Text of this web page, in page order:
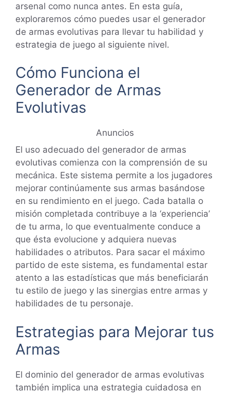
arsenal como nunca antes. En esta guía,
exploraremos cómo puedes usar el generador
de armas evolutivas para llevar tu habilidad y
estrategia de juego al siguiente nivel.
Cómo Funciona el
Generador de Armas
Evolutivas
Anuncios
El uso adecuado del generador de armas
evolutivas comienza con la comprensión de su
mecánica. Este sistema permite a los jugadores
mejorar continúamente sus armas basándose
en su rendimiento en el juego. Cada batalla o
misión completada contribuye a la ‘experiencia’
de tu arma, lo que eventualmente conduce a
que ésta evolucione y adquiera nuevas
habilidades o atributos. Para sacar el máximo
partido de este sistema, es fundamental estar
atento a las estadísticas que más beneficiarán
tu estilo de juego y las sinergias entre armas y
habilidades de tu personaje.
Estrategias para Mejorar tus
Armas
El dominio del generador de armas evolutivas
también implica una estrategia cuidadosa en